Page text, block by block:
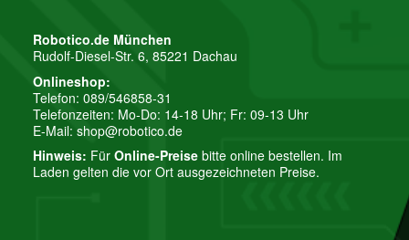
Robotico.de München
Rudolf-Diesel-Str. 6, 85221 Dachau
Onlineshop:
Telefon: 089/546858-31
Telefonzeiten: Mo-Do: 14-18 Uhr; Fr: 09-13 Uhr
E-Mail: shop@robotico.de
Hinweis: Für Online-Preise bitte online bestellen. Im
Laden gelten die vor Ort ausgezeichneten Preise.